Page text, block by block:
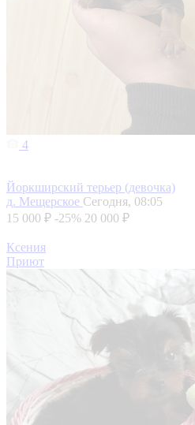
4
Йоркширский терьер (девочка)
д. Мещерское Сегодня, 08:05
15 000 ₽ -25% 20 000 ₽
Ксения
Приют